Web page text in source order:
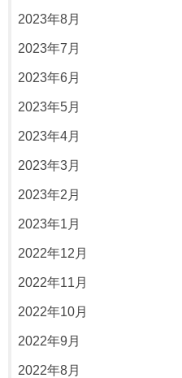
2023年8月
2023年7月
2023年6月
2023年5月
2023年4月
2023年3月
2023年2月
2023年1月
2022年12月
2022年11月
2022年10月
2022年9月
2022年8月